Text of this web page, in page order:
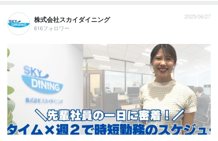
株式会社スカイダイニング
616フォロワー
2025/06/27